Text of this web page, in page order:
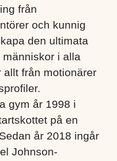
från
och kunnig
den ultimata
i alla
allt från motionärer
gym år 1998 i
på en
år 2018 ingår
Johnson-